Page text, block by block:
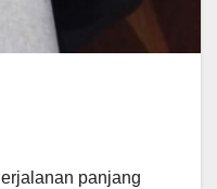
panjang